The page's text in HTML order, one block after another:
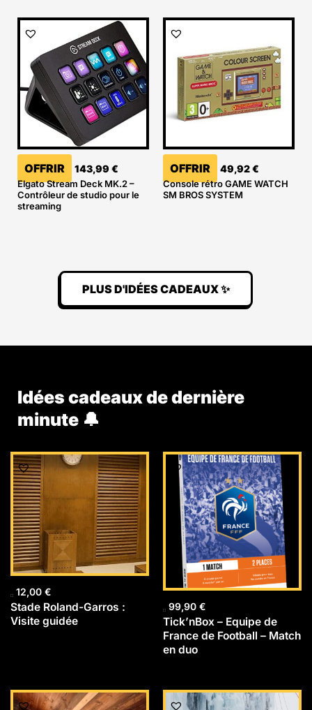
OFFRIR 143,99 €
Elgato Stream Deck MK.2 –
Contrôleur de studio pour le
streaming
OFFRIR 49,92€
Console rétro GAME WATCH
SM BROS SYSTEM
PLUS D'IDÉES CADEAUX ✨
Idées cadeaux de dernière
minute 🔔
12,00 €
Stade Roland-Garros :
Visite guidée
99,90 €
Tick’nBox – Equipe de
France de Football – Match
en duo